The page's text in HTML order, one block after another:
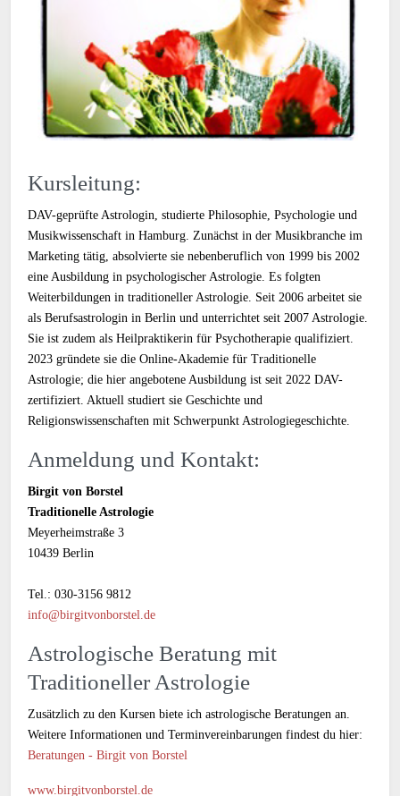
Kursleitung:
DAV-geprüfte Astrologin, studierte Philosophie, Psychologie und
Musikwissenschaft in Hamburg. Zunächst in der Musikbranche im
Marketing tätig, absolvierte sie nebenberuflich von 1999 bis 2002
eine Ausbildung in psychologischer Astrologie. Es folgten
Weiterbildungen in traditioneller Astrologie. Seit 2006 arbeitet sie
als Berufsastrologin in Berlin und unterrichtet seit 2007 Astrologie.
Sie ist zudem als Heilpraktikerin für Psychotherapie qualifiziert.
2023 gründete sie die Online-Akademie für Traditionelle
Astrologie; die hier angebotene Ausbildung ist seit 2022 DAV-
zertifiziert. Aktuell studiert sie Geschichte und
Religionswissenschaften mit Schwerpunkt Astrologiegeschichte.
Anmeldung und Kontakt:
Birgit von Borstel
Traditionelle Astrologie
Meyerheimstraße 3
10439 Berlin
Tel.: 030-3156 9812
info@birgitvonborstel.de
Astrologische Beratung mit
Traditioneller Astrologie
Zusätzlich zu den Kursen biete ich astrologische Beratungen an.
Weitere Informationen und Terminvereinbarungen findest du hier:
Beratungen - Birgit von Borstel
www.birgitvonborstel.de